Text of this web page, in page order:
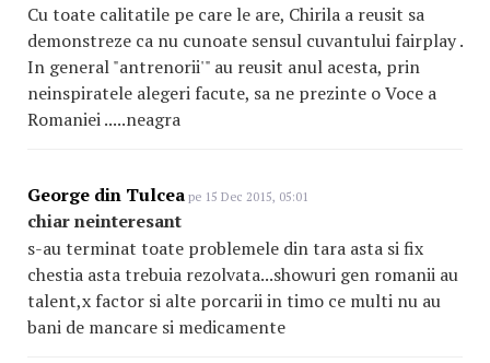
Cu toate calitatile pe care le are, Chirila a reusit sa
demonstreze ca nu cunoate sensul cuvantului fairplay .
In general "antrenorii'" au reusit anul acesta, prin
neinspiratele alegeri facute, sa ne prezinte o Voce a
Romaniei .....neagra
George din Tulcea pe 15 Dec 2015, 05:01
chiar neinteresant
s-au terminat toate problemele din tara asta si fix
chestia asta trebuia rezolvata...showuri gen romanii au
talent,x factor si alte porcarii in timo ce multi nu au
bani de mancare si medicamente